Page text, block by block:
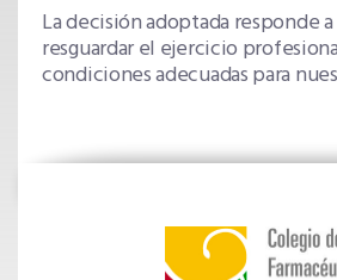
La decisión adoptada responde
resguardar el ejercicio
condiciones adecuadas para